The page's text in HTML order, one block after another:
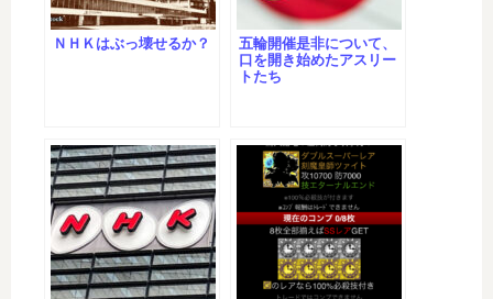
ＮＨＫはぶっ壊せるか？
五輪開催是非について、
口を開き始めたアスリー
トたち